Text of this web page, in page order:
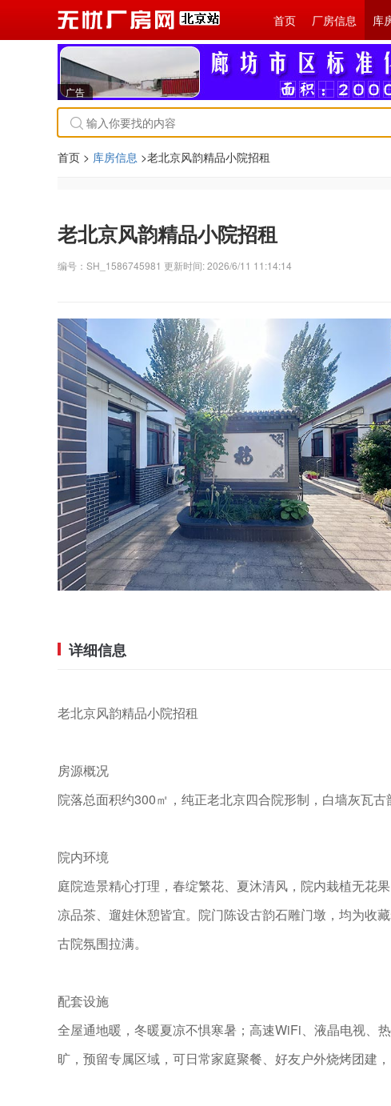
首页 厂房信息 库
广告
首页 > 库房信息 >老北京风韵精品小院招租
老北京风韵精品小院招租
编号：SH_1586745981 更新时间: 2026/6/11 11:14:14
详细信息
老北京风韵精品小院招租
房源概况
院落总面积约300㎡，纯正老北京四合院形制，白墙灰瓦
院内环境
庭院造景精心打理，春绽繁花、夏沐清风，院内栽植无花
凉品茶、遛娃休憩皆宜。院门陈设古韵石雕门墩，均为收
古院氛围拉满。
配套设施
全屋通地暖，冬暖夏凉不惧寒暑；高速WiFi、液晶电视、
旷，预留专属区域，可日常家庭聚餐、好友户外烧烤团建